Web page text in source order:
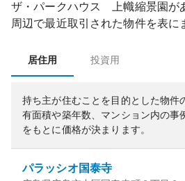
ザ・パークハウス 上幟縮景園 が
周辺で最近取引された物件を表に
居住用 投資用
持ち主が住むことを目的とした物件
有面積や築年数、マンション内の事
をもとに価格が決まります。
パラッシオ国泰寺